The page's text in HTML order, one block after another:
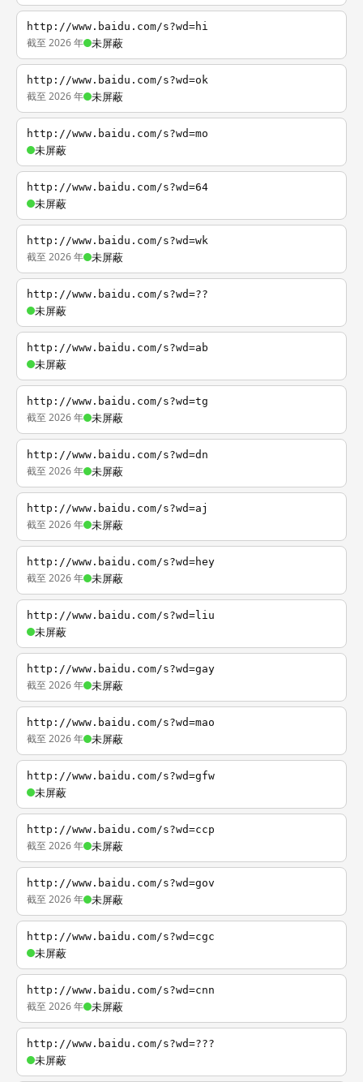
http://www.baidu.com/s?wd=hi
截至 2026 年 未屏蔽
http://www.baidu.com/s?wd=ok
截至 2026 年 未屏蔽
http://www.baidu.com/s?wd=mo
未屏蔽
http://www.baidu.com/s?wd=64
未屏蔽
http://www.baidu.com/s?wd=wk
截至 2026 年 未屏蔽
http://www.baidu.com/s?wd=??
未屏蔽
http://www.baidu.com/s?wd=ab
未屏蔽
http://www.baidu.com/s?wd=tg
截至 2026 年 未屏蔽
http://www.baidu.com/s?wd=dn
截至 2026 年 未屏蔽
http://www.baidu.com/s?wd=aj
截至 2026 年 未屏蔽
http://www.baidu.com/s?wd=hey
截至 2026 年 未屏蔽
http://www.baidu.com/s?wd=liu
未屏蔽
http://www.baidu.com/s?wd=gay
截至 2026 年 未屏蔽
http://www.baidu.com/s?wd=mao
截至 2026 年 未屏蔽
http://www.baidu.com/s?wd=gfw
未屏蔽
http://www.baidu.com/s?wd=ccp
截至 2026 年 未屏蔽
http://www.baidu.com/s?wd=gov
截至 2026 年 未屏蔽
http://www.baidu.com/s?wd=cgc
未屏蔽
http://www.baidu.com/s?wd=cnn
截至 2026 年 未屏蔽
http://www.baidu.com/s?wd=???
未屏蔽